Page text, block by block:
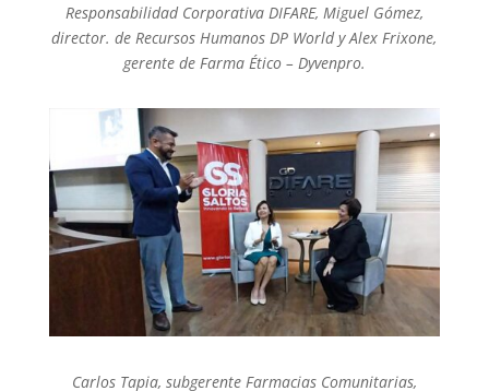
Responsabilidad Corporativa DIFARE, Miguel Gómez,
director. de Recursos Humanos DP World y Alex Frixone,
gerente de Farma Ético – Dyvenpro.
Carlos Tapia, subgerente Farmacias Comunitarias,